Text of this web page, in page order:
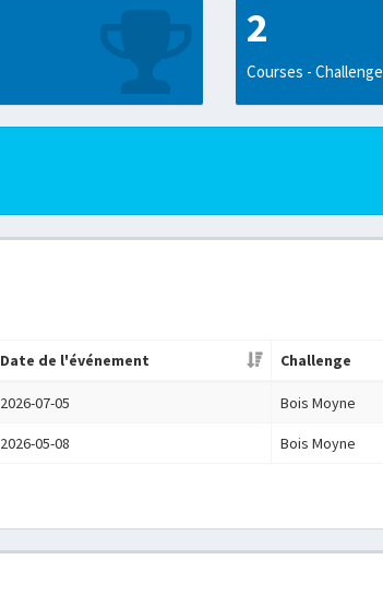
2
Courses - Challenge
Date de l'événement Challenge
2026-07-05 Bois Moyne
2026-05-08 Bois Moyne